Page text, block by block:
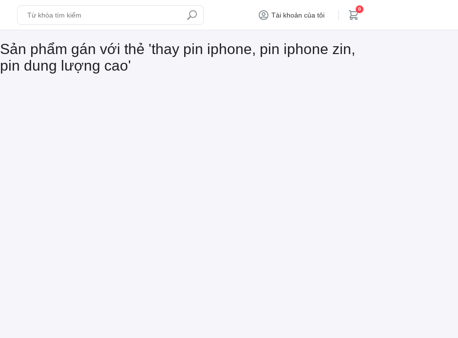
Tài khoản của tôi
0
Sản phẩm gán với thẻ 'thay pin iphone, pin iphone zin,
pin dung lượng cao'